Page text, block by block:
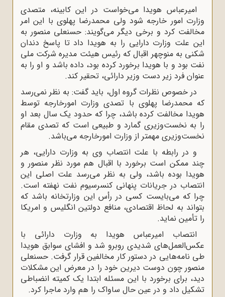
امیرعباس هویدا مى‌خواست در این کابینه، متصدى
وزارت امور خارجه شود ولى محمدرضا پهلوى با این امر
مخالفت کرد و برخى دیگر مى‌گویند: حسنعلى منصور به
این علت وزارت دارایى را به هویدا داد تا پاسخ دندان
شکنى به منوچهر اقبال که رئیس هیئت مدیره شرکت ملى
نفت بود و با هویدا برخورد کرده بود، داده باشد و او را به
عنوان فرد زیر دست وزیر دارائى، تحقیر کند.
در خصوص نظرات گروه اول، باید گفت: به نظر نمى‌رسد
که محمدرضا پهلوى با تصدى وزارت امورخارجه توسط
هویدا مخالفت کرده باشد، چرا که حدود یک سال بعد او
را به نخست‌وزیرى گمارد و طبیعى است که تصدى مقام
نخست‌وزیرى مهمتر از وزارت امورخارجه مى‌باشد.
و در رابطه با علت انتصاب وى به وزارت دارایى، هر
چند ممکن است برخورد با اقبال هم مورد نظر منصور و
هویدا بوده باشد، ولى به نظر مى‌رسد علت اصلى این
انتصاب در جریانات پنهانى کنسرسیوم نفت نهفته است.
چرا که مى‌بایست کسى در رأس این وزارتخانه باشد که
بتواند به لحاظ اقتصادى، منافع دولتین انگلیس و امریکا
را تأمین نماید.
انتصاب امیرعباس هویدا به وزارت دارائى با
عکس‌العمل‌هاى شدیدى روبرو شد و افشاى سوابق هویدا
طى نامه‌هایى در دستور کار مخالفین قرار گرفت. حسنعلى
منصور چون دوست دیرین خود را در معرض این مشکلات
دید، براى برخورد با این مسئله ابتدا یک کمیته انضباطى
تشکیل داد و در عین حال ساواک را هم وارد ماجرا کرد.